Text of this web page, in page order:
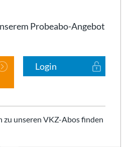
Probeabo-Angebot
Login
unseren VKZ-Abos finden